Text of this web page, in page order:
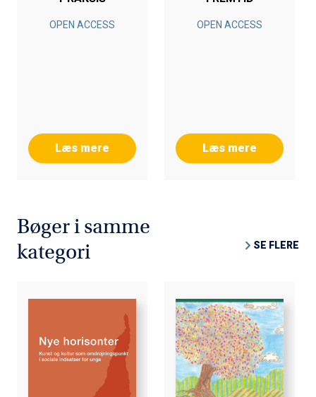
OPEN ACCESS
Læs mere
OPEN ACCESS
Læs mere
Bøger i samme
kategori
SE FLERE